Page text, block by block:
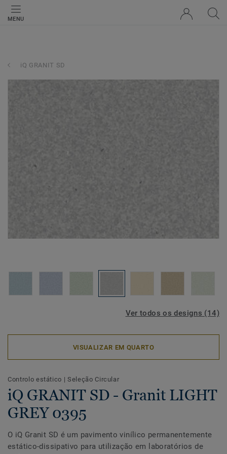
MENU
iQ GRANIT SD
Ver todos os designs (14)
VISUALIZAR EM QUARTO
Controlo estático |Seleção Circular
iQ GRANIT SD - Granit LIGHT
GREY 0395
O iQ Granit SD é um pavimento vinílico permanentemente
estático-dissipativo para utilização em laboratórios de